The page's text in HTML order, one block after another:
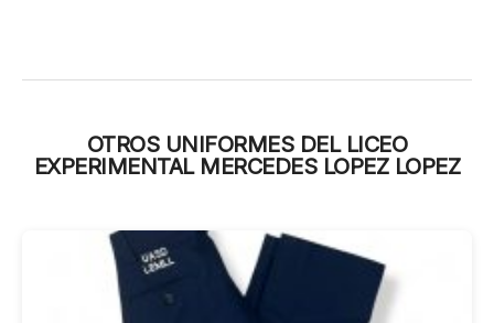
OTROS UNIFORMES DEL LICEO
EXPERIMENTAL MERCEDES LOPEZ LOPEZ